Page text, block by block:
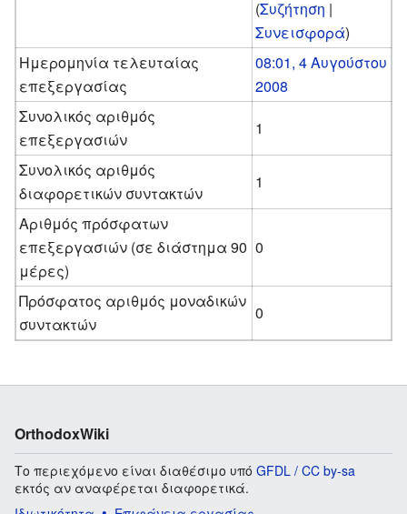
(Συζήτηση |
Συνεισφορά)
Ημερομηνία τελευταίας
επεξεργασίας
08:01, 4 Αυγούστου
2008
Συνολικός αριθμός
επεξεργασιών
1
Συνολικός αριθμός
διαφορετικών συντακτών
1
Αριθμός πρόσφατων
επεξεργασιών (σε διάστημα 90
μέρες)
0
Πρόσφατος αριθμός μοναδικών
συντακτών
0
OrthodoxWiki
Το περιεχόμενο είναι διαθέσιμο υπό GFDL / CC by-sa
εκτός αν αναφέρεται διαφορετικά.